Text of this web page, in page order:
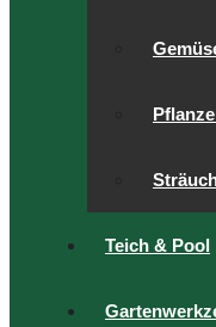
Teich & Pool